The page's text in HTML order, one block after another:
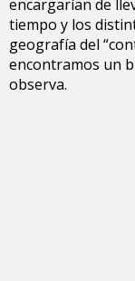
encargarían de
tiempo y los
geografía del
encontramos un
observa.